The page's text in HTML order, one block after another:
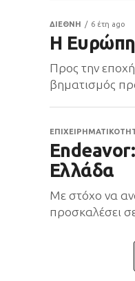
ΔΙΕΘΝΗ 6 έτη ago
Η Ευρώπη
Προς την
βηματισμός
Ελλάδα
Με στόχο να
προσκαλέσει